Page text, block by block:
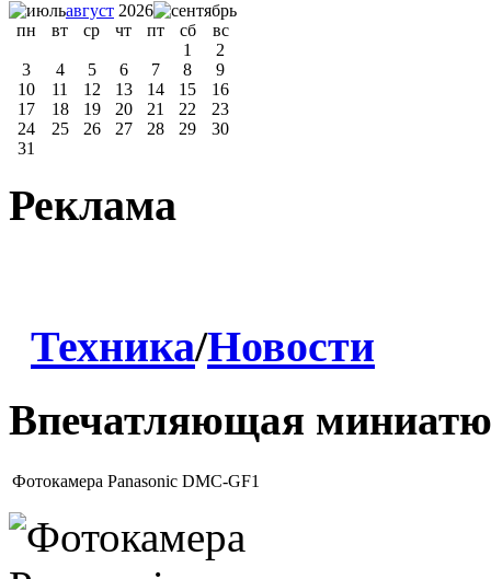
август 2026
пн
вт ср чт пт сб
вс
1
2
3
4 5 6 7 8
9
10
11 12 13 14 15
16
17
18 19 20 21 22
23
24
25 26 27 28 29
30
31
Реклама
Техника/Новости
Впечатляющая
Фотокамера Panasonic DMC-GF1